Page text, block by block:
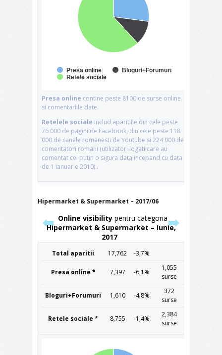
Hipermarket & Supermarket – 2017/06